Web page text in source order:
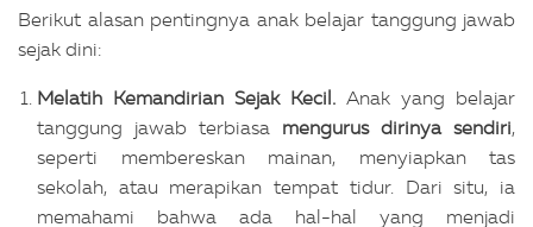
Berikut alasan pentingnya anak belajar tanggung jawab
sejak dini:
Melatih Kemandirian Sejak Kecil. Anak yang belajar
tanggung jawab terbiasa mengurus dirinya sendiri,
seperti membereskan mainan, menyiapkan tas
sekolah, atau merapikan tempat tidur. Dari situ, ia
memahami bahwa ada hal-hal yang menjadi